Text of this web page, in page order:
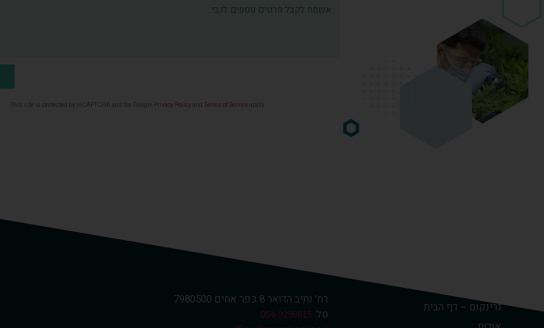
This site is protected by reCAPTCHA and the Google Privacy Policy andTerms of Service apply.
גרינקום – דף הבית
רח׳ נתיב הדואר 8 כפר אחים 7980500
טל.054-9298615